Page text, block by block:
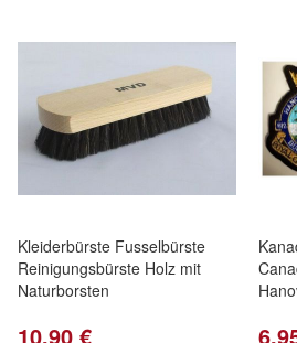
Kleiderbürste Fusselbürste
Reinigungsbürste Holz mit
Naturborsten
10,90 €